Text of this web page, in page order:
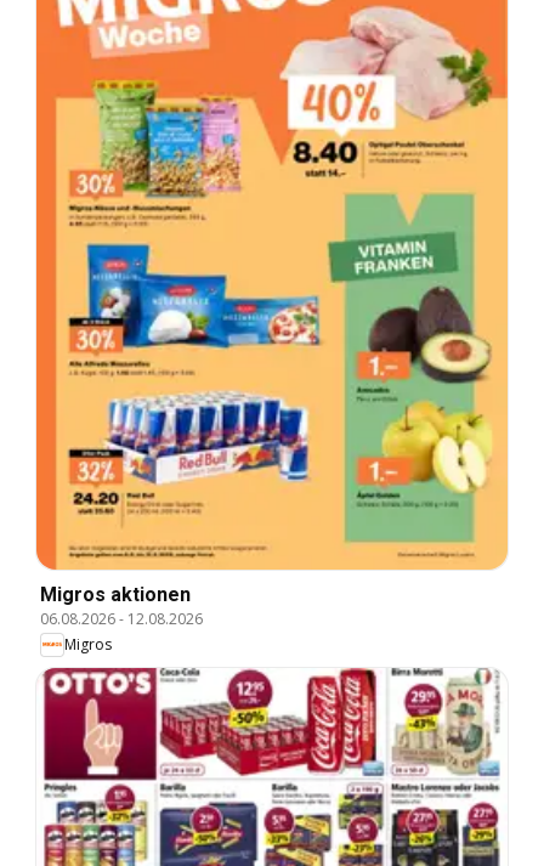
Migros aktionen
06.08.2026- 12.08.2026
Migros